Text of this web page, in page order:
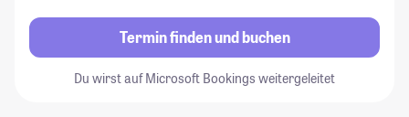
Termin finden und buchen
Du wirst auf Microsoft Bookings weitergeleitet